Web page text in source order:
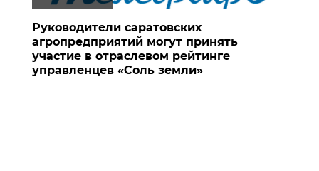
Руководители саратовских
агропредприятий могут принять
участие в отраслевом рейтинге
управленцев «Соль земли»